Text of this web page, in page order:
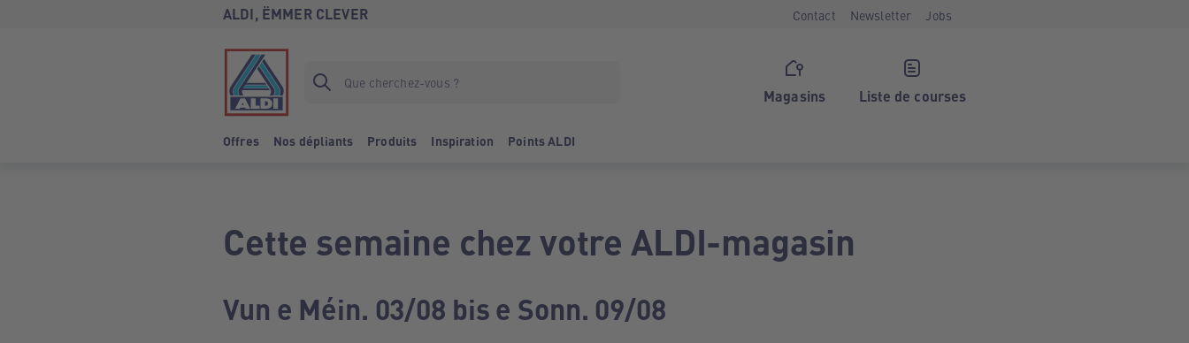
ALDI, ËMMER CLEVER Contact Newsletter Jobs
Magasins Liste de courses
Offres Nos dépliants Produits Inspiration Points ALDI
Cette semaine chez votre ALDI-magasin
Vun e Méin. 03/08 bis e Sonn. 09/08